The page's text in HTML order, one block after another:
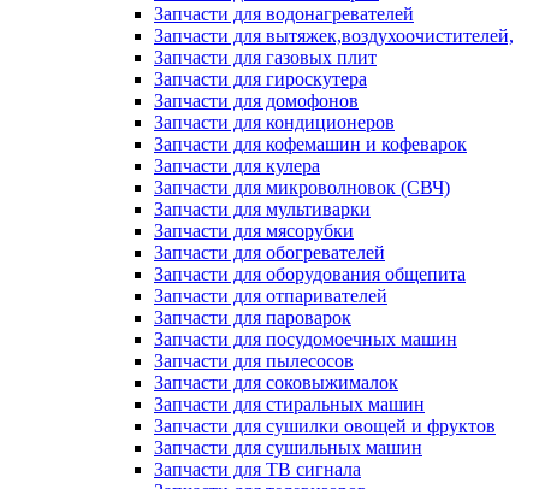
Запчасти для водонагревателей
Запчасти для вытяжек,воздухоочистителей,
Запчасти для газовых плит
Запчасти для гироскутера
Запчасти для домофонов
Запчасти для кондиционеров
Запчасти для кофемашин и кофеварок
Запчасти для кулера
Запчасти для микроволновок (СВЧ)
Запчасти для мультиварки
Запчасти для мясорубки
Запчасти для обогревателей
Запчасти для оборудования общепита
Запчасти для отпаривателей
Запчасти для пароварок
Запчасти для посудомоечных машин
Запчасти для пылесосов
Запчасти для соковыжималок
Запчасти для стиральных машин
Запчасти для сушилки овощей и фруктов
Запчасти для сушильных машин
Запчасти для ТВ сигнала